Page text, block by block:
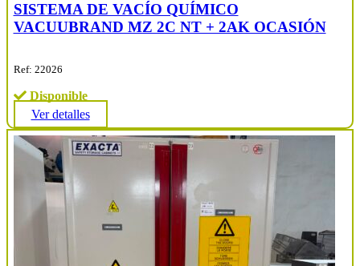
SISTEMA DE VACÍO QUÍMICO
VACUUBRAND MZ 2C NT + 2AK OCASIÓN
Ref: 22026
Disponible
Ver detalles